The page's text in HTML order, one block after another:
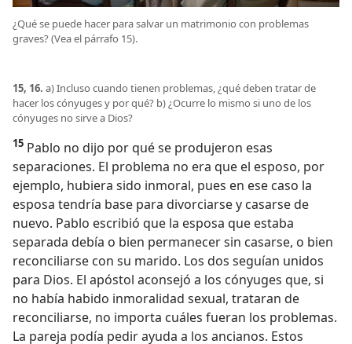
¿Qué se puede hacer para salvar un matrimonio con problemas
graves? (Vea el párrafo 15).
15, 16. a) Incluso cuando tienen problemas, ¿qué deben tratar de
hacer los cónyuges y por qué? b) ¿Ocurre lo mismo si uno de los
cónyuges no sirve a Dios?
15 Pablo no dijo por qué se produjeron esas
separaciones. El problema no era que el esposo, por
ejemplo, hubiera sido inmoral, pues en ese caso la
esposa tendría base para divorciarse y casarse de
nuevo. Pablo escribió que la esposa que estaba
separada debía o bien permanecer sin casarse, o bien
reconciliarse con su marido. Los dos seguían unidos
para Dios. El apóstol aconsejó a los cónyuges que, si
no había habido inmoralidad sexual, trataran de
reconciliarse, no importa cuáles fueran los problemas.
La pareja podía pedir ayuda a los ancianos. Estos